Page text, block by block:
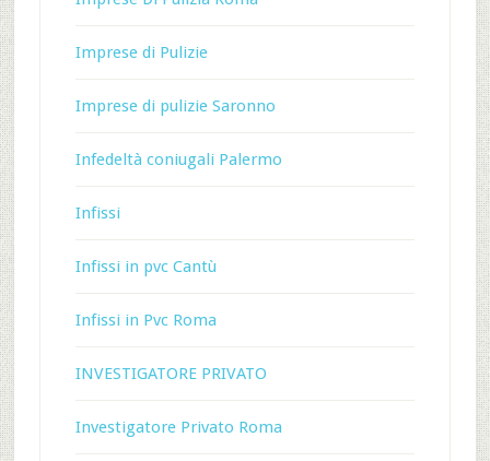
Imprese di Pulizie
Imprese di pulizie Saronno
Infedeltà coniugali Palermo
Infissi
Infissi in pvc Cantù
Infissi in Pvc Roma
INVESTIGATORE PRIVATO
Investigatore Privato Roma